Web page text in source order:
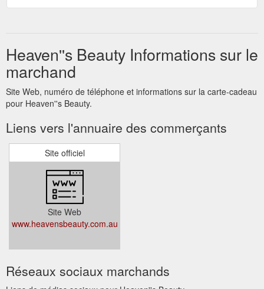
Heaven''s Beauty Informations sur le
marchand
Site Web, numéro de téléphone et informations sur la carte-cadeau
pour Heaven''s Beauty.
Liens vers l'annuaire des commerçants
Site officiel
Site Web
www.heavensbeauty.com.au
Réseaux sociaux marchands